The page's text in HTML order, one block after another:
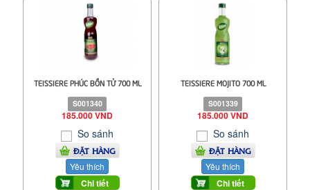
TEISSIERE PHÚC BỒN TỬ 700 ML
S001340
185.000 VND
So sánh
ĐẶT HÀNG
Yêu thích
Chi tiết
TEISSIERE MOJITO 700 ML
S001339
185.000 VND
So sánh
ĐẶT HÀNG
Yêu thích
Chi tiết